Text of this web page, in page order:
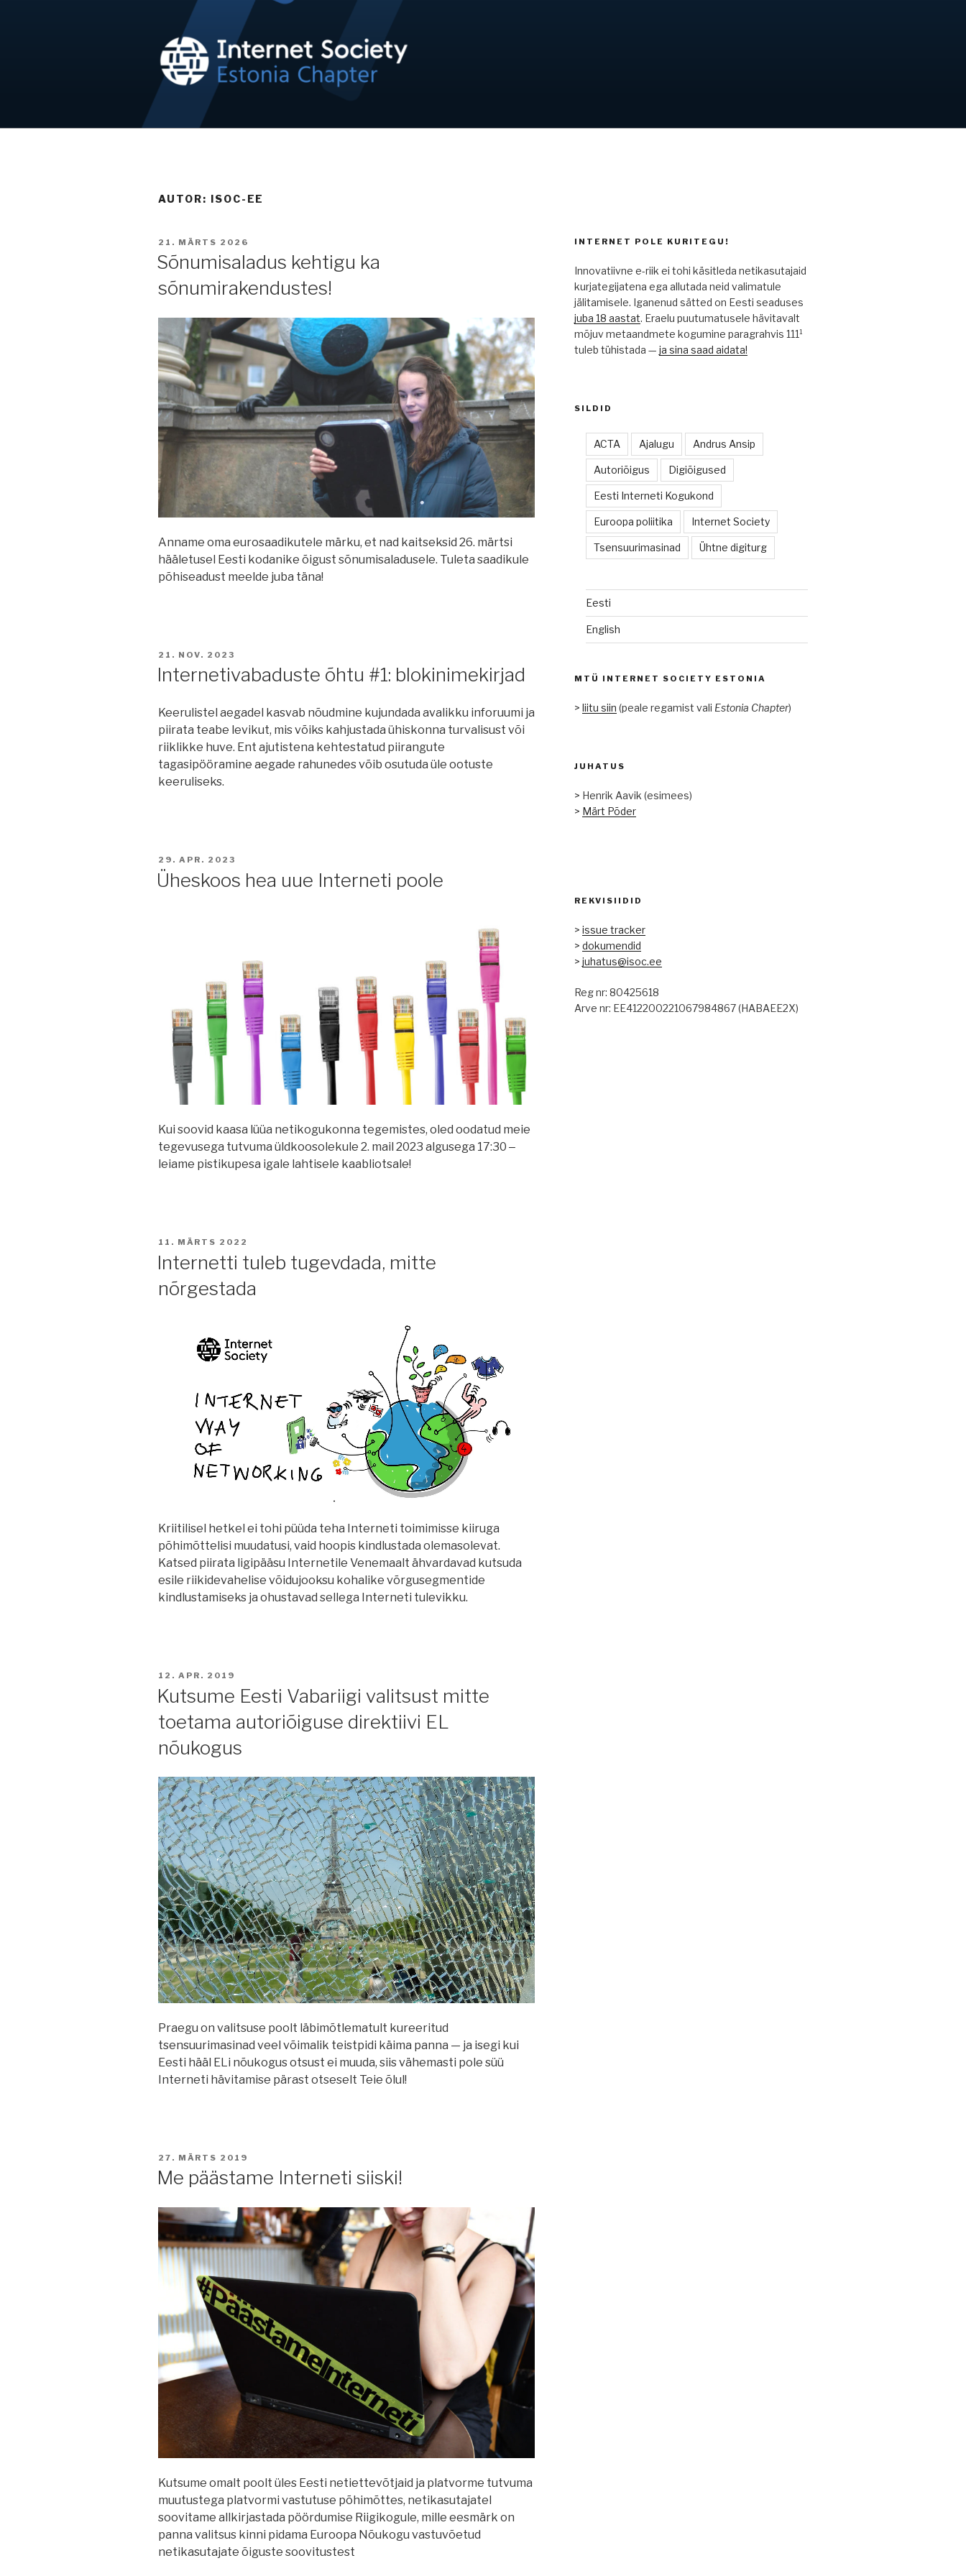
NETIKOGUKOND / ISOC-EE
Internet on inimõigus!
AUTOR: ISOC-EE
POSTED
21. MÄRTS 2026
Sõnumisaladus kehtigu ka
sõnumirakendustes!
Anname oma eurosaadikutele märku, et nad kaitseksid 26. märtsi
hääletusel Eesti kodanike õigust sõnumisaladusele. Tuleta saadikule
põhiseadust meelde juba täna!
POSTED
21. NOV. 2023
Internetivabaduste õhtu #1: blokinimekirjad
Keerulistel aegadel kasvab nõudmine kujundada avalikku inforuumi ja
piirata teabe levikut, mis võiks kahjustada ühiskonna turvalisust või
riiklikke huve. Ent ajutistena kehtestatud piirangute
tagasipööramine aegade rahunedes võib osutuda üle ootuste
keeruliseks.
POSTED
ON
29. APR. 2023
Üheskoos hea uue Interneti poole
Kui soovid kaasa lüüa netikogukonna tegemistes, oled oodatud meie
tegevusega tutvuma üldkoosolekule 2. mail 2023 algusega 17:30 ‒
leiame pistikupesa igale lahtisele kaabliotsale!
POSTED
11. MÄRTS 2022
Internetti tuleb tugevdada, mitte
nõrgestada
Kriitilisel hetkel ei tohi püüda teha Interneti toimimisse kiiruga
põhimõttelisi muudatusi, vaid hoopis kindlustada olemasolevat.
Katsed piirata ligipääsu Internetile Venemaalt ähvardavad kutsuda
esile riikidevahelise võidujooksu kohalike võrgusegmentide
kindlustamiseks ja ohustavad sellega Interneti tulevikku.
POSTED
12. APR. 2019
Kutsume Eesti Vabariigi valitsust mitte
toetama autoriõiguse direktiivi EL
nõukogus
Praegu on valitsuse poolt läbimõtlematult kureeritud
tsensuurimasinad veel võimalik teistpidi käima panna — ja isegi kui
Eesti hääl ELi nõukogus otsust ei muuda, siis vähemasti pole süü
Interneti hävitamise pärast otseselt Teie õlul!
POSTED
27. MÄRTS 2019
Me päästame Interneti siiski!
Kutsume omalt poolt üles Eesti netiettevõtjaid ja platvorme tutvuma
muutustega platvormi vastutuse põhimõttes, netikasutajatel
soovitame allkirjastada pöördumise Riigikogule, mille eesmärk on
panna valitsus kinni pidama Euroopa Nõukogu vastuvõetud
netikasutajate õiguste soovitustest
INTERNET POLE KURITEGU!
Innovatiivne e-riik ei tohi käsitleda netikasutajaid
kurjategijatena ega allutada neid valimatule
jälitamisele. Iganenud sätted on Eesti seaduses
juba 18 aastat. Eraelu puutumatusele hävitavalt
mõjuv metaandmete kogumine paragrahvis 111¹
tuleb tühistada — ja sina saad aidata!
SILDID
ACTA Ajalugu Andrus Ansip
Autoriõigus Digiõigused
Eesti Interneti Kogukond
Euroopa poliitika Internet Society
Tsensuurimasinad Ühtne digiturg
Eesti
English
MTÜ INTERNET SOCIETY ESTONIA
> liitu siin (peale regamist vali Estonia Chapter)
JUHATUS
> Henrik Aavik (esimees)
> Märt Põder
REKVISIIDID
> issue tracker
> dokumendid
> juhatus@isoc.ee
Reg nr: 80425618
Arve nr: EE412200221067984867 (HABAEE2X)